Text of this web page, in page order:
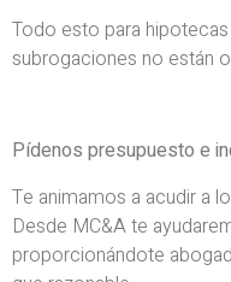
Todo esto para
subrogaciones no están
Pídenos presupuesto e
Te animamos a acudir a
Desde MC&A te
proporcionándote